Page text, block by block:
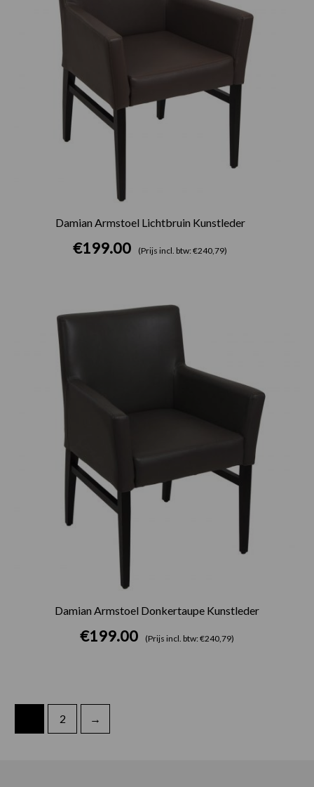
Damian Armstoel Lichtbruin Kunstleder
€199.00 (Prijs incl. btw: €240,79)
Damian Armstoel Donkertaupe Kunstleder
€199.00 (Prijs incl. btw: €240,79)
2 →